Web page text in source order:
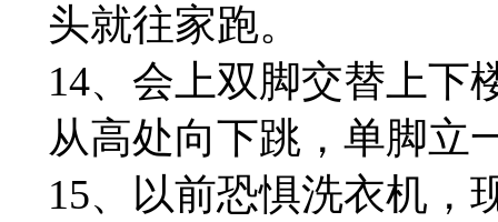
头就往家跑。
14、会上双脚交替上下
从高处向下跳，单脚立
15、以前恐惧洗衣机，